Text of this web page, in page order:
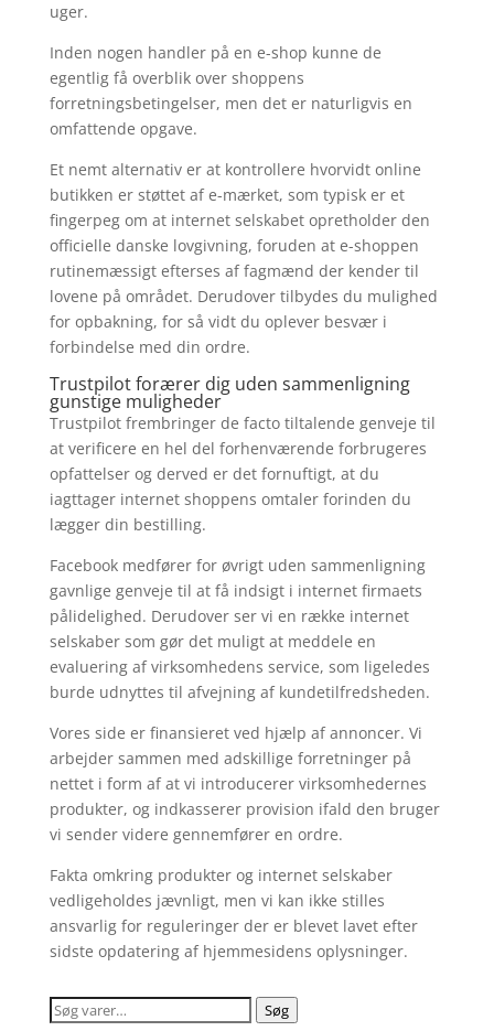
uger.
Inden nogen handler på en e-shop kunne de
egentlig få overblik over shoppens
forretningsbetingelser, men det er naturligvis en
omfattende opgave.
Et nemt alternativ er at kontrollere hvorvidt online
butikken er støttet af e-mærket, som typisk er et
fingerpeg om at internet selskabet opretholder den
officielle danske lovgivning, foruden at e-shoppen
rutinemæssigt efterses af fagmænd der kender til
lovene på området. Derudover tilbydes du mulighed
for opbakning, for så vidt du oplever besvær i
forbindelse med din ordre.
Trustpilot forærer dig uden sammenligning
gunstige muligheder
Trustpilot frembringer de facto tiltalende genveje til
at verificere en hel del forhenværende forbrugeres
opfattelser og derved er det fornuftigt, at du
iagttager internet shoppens omtaler forinden du
lægger din bestilling.
Facebook medfører for øvrigt uden sammenligning
gavnlige genveje til at få indsigt i internet firmaets
pålidelighed. Derudover ser vi en række internet
selskaber som gør det muligt at meddele en
evaluering af virksomhedens service, som ligeledes
burde udnyttes til afvejning af kundetilfredsheden.
Vores side er finansieret ved hjælp af annoncer. Vi
arbejder sammen med adskillige forretninger på
nettet i form af at vi introducerer virksomhedernes
produkter, og indkasserer provision ifald den bruger
vi sender videre gennemfører en ordre.
Fakta omkring produkter og internet selskaber
vedligeholdes jævnligt, men vi kan ikke stilles
ansvarlig for reguleringer der er blevet lavet efter
sidste opdatering af hjemmesidens oplysninger.
Søg
Søg